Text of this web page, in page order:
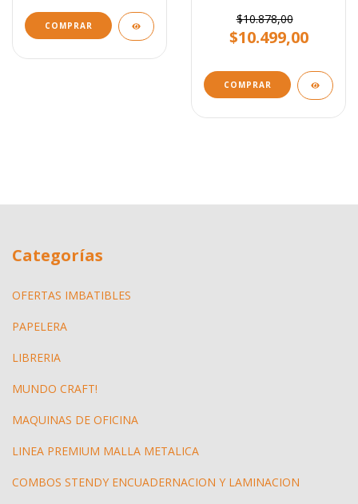
COMPRAR
$10.878,00
$10.499,00
COMPRAR
Categorías
OFERTAS IMBATIBLES
PAPELERA
LIBRERIA
MUNDO CRAFT!
MAQUINAS DE OFICINA
LINEA PREMIUM MALLA METALICA
COMBOS STENDY ENCUADERNACION Y LAMINACION